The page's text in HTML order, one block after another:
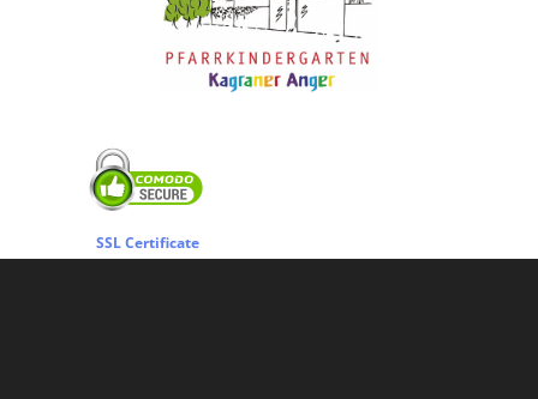
SSL Certificate